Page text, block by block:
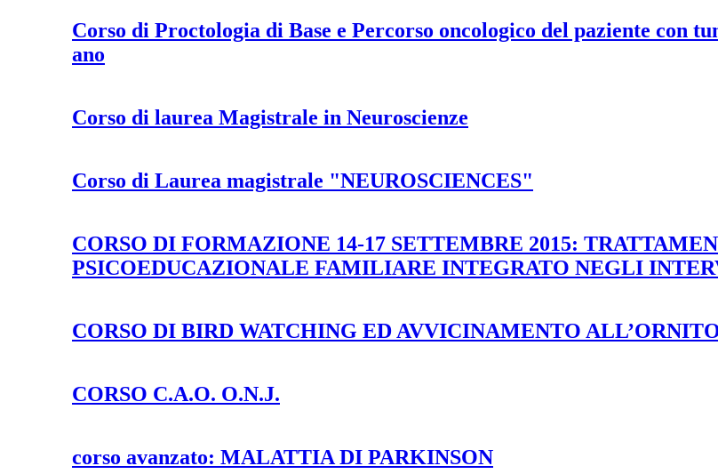
Corso di Proctologia di Base e Percorso oncologico del paziente con
ano
Corso di laurea Magistrale in Neuroscienze
Corso di Laurea magistrale "NEUROSCIENCES"
CORSO DI FORMAZIONE 14-17 SETTEMBRE 2015:
PSICOEDUCAZIONALE FAMILIARE INTEGRATO NEGLI
CORSO DI BIRD WATCHING ED AVVICINAMENTO
CORSO C.A.O. O.N.J.
corso avanzato: MALATTIA DI PARKINSON